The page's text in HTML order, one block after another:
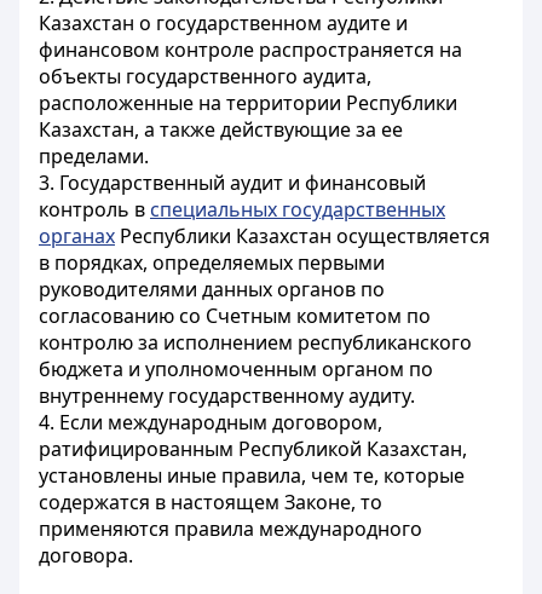
Казахстан о государственном аудите и
финансовом контроле распространяется на
объекты государственного аудита,
расположенные на территории Республики
Казахстан, а также действующие за ее
пределами.
3. Государственный аудит и финансовый
контроль в специальных государственных
органах Республики Казахстан осуществляется
в порядках, определяемых первыми
руководителями данных органов по
согласованию со Счетным комитетом по
контролю за исполнением республиканского
бюджета и уполномоченным органом по
внутреннему государственному аудиту.
4. Если международным договором,
ратифицированным Республикой Казахстан,
установлены иные правила, чем те, которые
содержатся в настоящем Законе, то
применяются правила международного
договора.